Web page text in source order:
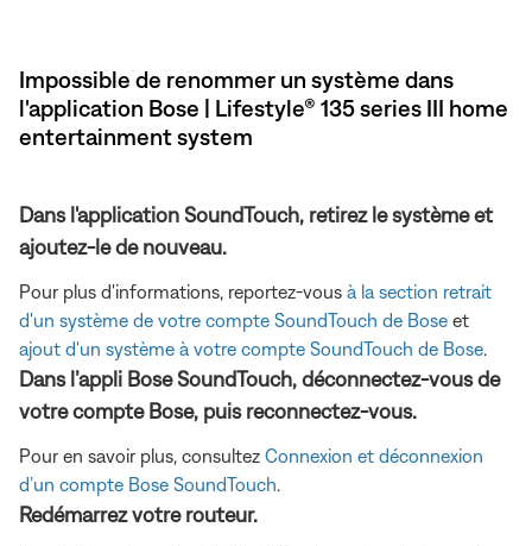
Impossible de renommer un système dans
l'application Bose | Lifestyle® 135 series III home
entertainment system
Dans l'application SoundTouch, retirez le système et
ajoutez-le de nouveau.
Pour plus d'informations, reportez-vous à la section retrait
d'un système de votre compte SoundTouch de Bose et
ajout d'un système à votre compte SoundTouch de Bose
Dans l’appli Bose SoundTouch, déconnectez-vous de
votre compte Bose, puis reconnectez-vous.
Pour en savoir plus, consultez Connexion et déconnexion
d’un compte Bose SoundTouch
Redémarrez votre routeur.